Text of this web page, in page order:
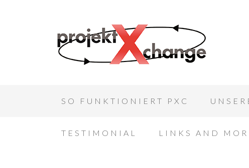
SO FUNKTIONIERT PXC
TESTIMONIAL LINKS AND